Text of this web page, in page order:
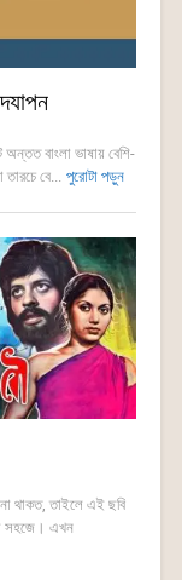
অন্তত বাংলা ভাষায় বেশি-
তারচে বে... পুরোটা পড়ুন
থাকত, তাইলে এই ছবি
সহজে। এখন